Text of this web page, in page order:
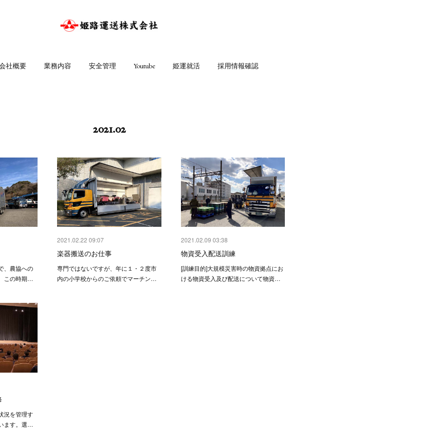
社概要 業務内容 安全管理 Youtube 姫運就活 採用情報確認
2021.02
、農協への
この時期…
2021.02.22 09:07
楽器搬送のお仕事
専門ではないですが、年に１・２度市
内の小学校からのご依頼でマーチン…
2021.02.09 03:38
物資受入配送訓練
[訓練目的]大規模災害時の物資拠点にお
ける物資受入及び配送について物資…
況を管理す
ます。選…